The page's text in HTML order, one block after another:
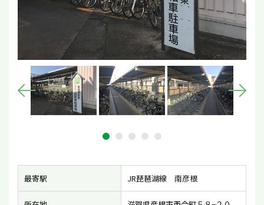
最寄駅 JR琵琶湖線 南彦根